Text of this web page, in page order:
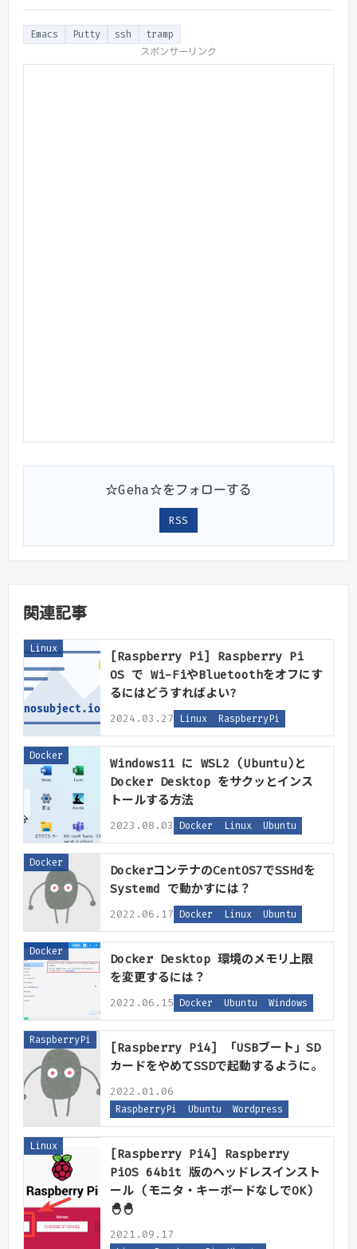
Emacs Putty ssh
tramp
スポンサーリンク
☆Geha☆をフォローする
RSS
関連記事
Linux
[Raspberry Pi] Raspberry Pi
OS で Wi-FiやBluetoothをオフにす
るにはどうすればよい?
2024.03.27 Linux RaspberryPi
Docker
Windows11 に WSL2 (Ubuntu)と
Docker Desktop をサクッとインス
トールする方法
2023.08.03 Docker Linux Ubuntu
Docker
DockerコンテナのCentOS7でSSHdを
Systemd で動かすには？
2022.06.17 Docker Linux Ubuntu
Docker
Docker Desktop 環境のメモリ上限
を変更するには？
2022.06.15 Docker Ubuntu Windows
RaspberryPi
[Raspberry Pi4] 「USBブート」SD
カードをやめてSSDで起動するように。
2022.01.06
RaspberryPi Ubuntu Wordpress
Linux
[Raspberry Pi4] Raspberry
PiOS 64bit 版のヘッドレスインスト
ール (モニタ・キーボードなしでOK)
🐣🐣
2021.09.17